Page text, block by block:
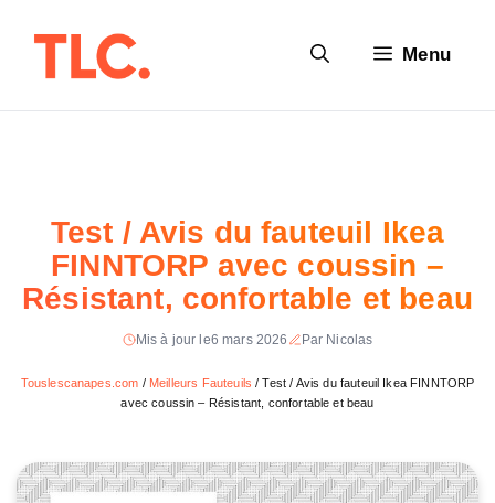
Menu
Test / Avis du fauteuil Ikea
FINNTORP avec coussin –
Résistant, confortable et beau
Mis à jour le6 mars 2026 Par Nicolas
Touslescanapes.com / Meilleurs Fauteuils /Test / Avis du fauteuil Ikea FINNTORP
avec coussin – Résistant, confortable et beau